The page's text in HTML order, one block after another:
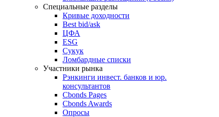
Специальные разделы
Кривые доходности
Best bid/ask
ЦФА
ESG
Сукук
Ломбардные списки
Участники рынка
Рэнкинги инвест. банков и юр.
консультантов
Cbonds Pages
Cbonds Awards
Опросы